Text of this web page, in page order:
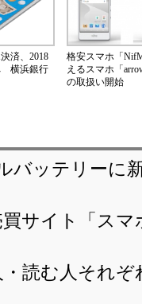
済、2018
横浜銀行
格安スマホ「
えるスマホ「
の取扱い開始
バッテリー
サイト「ス
・読む人それ